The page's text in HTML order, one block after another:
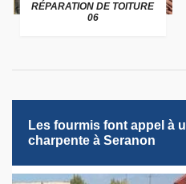
RÉPARATION DE TOITURE
06
Les fourmis font appel à
charpente à Seranon